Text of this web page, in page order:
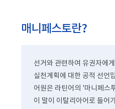
매니페스토란?
선거와 관련하여 유권자에
실천계획에 대한 공적 선언
어원은 라틴어의 '마니페스
이 말이 이탈리아어로 들어